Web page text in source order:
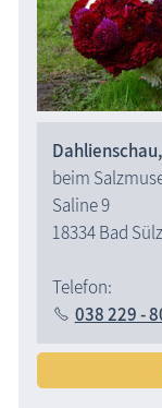
Lehrpfade
Leuchttürme
Museen
Parkanlagen
Promenaden
Schlösser &
Sehenswertes
beim
Saline 9
18334 Bad
Telefon:
038 229 -